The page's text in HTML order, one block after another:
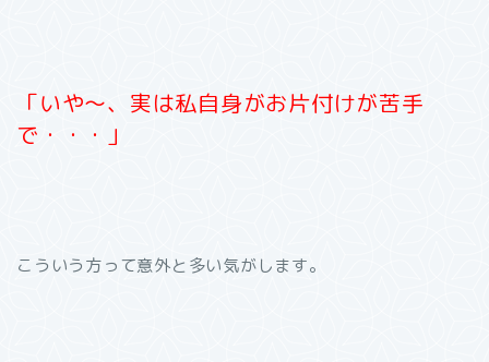
「いや～、実は私自身がお片付けが苦手
で・・・」
こういう方って意外と多い気がします。